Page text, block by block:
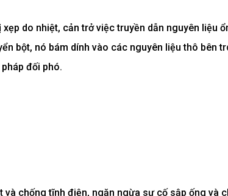
do nhiệt, cản trở việc truyền dẫn nguyên liệu
bột, nó bám dính vào các nguyên liệu thô bên
đối phó.
và chống tĩnh điện, ngăn ngừa sự cố sập ống và